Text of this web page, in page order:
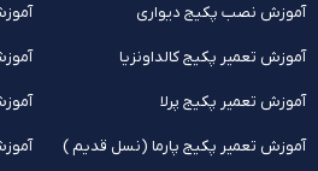
آموزش نصب پکیج دیواری
آموزش تعمیر پکیج کالداونزیا
آموزش تعمیر پکیج پرلا
آموزش تعمیر پکیج پارما (نسل قدیم )
آموزش